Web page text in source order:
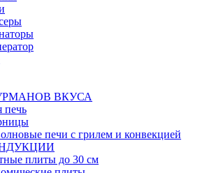
ВКУСА
печь
печи с грилем и конвекцией
плиты до 30 см